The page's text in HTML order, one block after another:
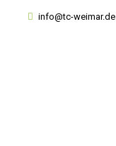
info@tc-weimar.de